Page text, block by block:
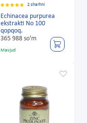
2 sharhni
Echinacea purpurea
ekstrakti No 100
qopqoq.
365 988 so'm
Mavjud